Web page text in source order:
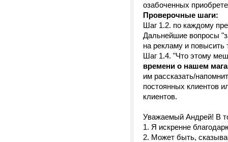
озабоченных
Проверочные шаги:
Шаг 1.2. по каждому
Дальнейшие вопросы
на рекламу и
Шаг 1.4. "Что этому
времени о нашем
им рассказать/
постоянных клиентов
клиентов.
Уважаемый Андрей! В
1. Я искренне
2. Может быть,